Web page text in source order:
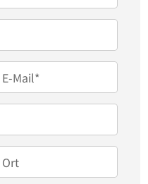
(NK-VZ) sind
sowie der
Alles wird je
abgerechnet.
E-Mail*
Ort